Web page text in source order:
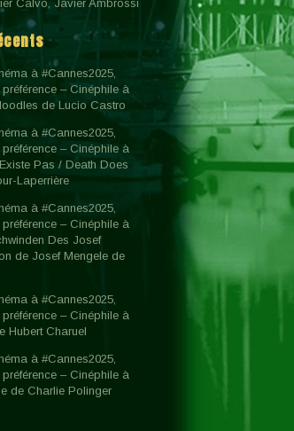
Calvo, Javier Ambrossi
à #Cannes2025,
– Cinéphile à
de Lucio Castro
à #Cannes2025,
– Cinéphile à
Pas / Death Does
Laperrière
à #Cannes2025,
– Cinéphile à
Des Josef
de Josef Mengele de
à #Cannes2025,
– Cinéphile à
Hubert Charuel
à #Cannes2025,
– Cinéphile à
de Charlie Polinger